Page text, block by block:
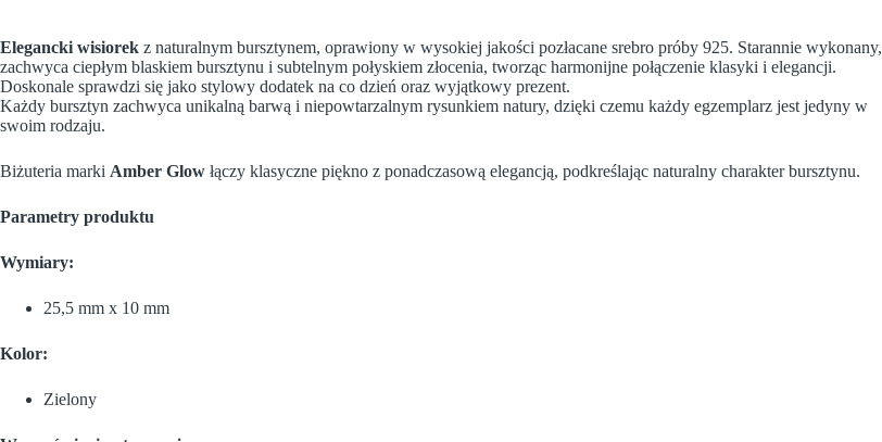
Elegancki wisiorek z naturalnym bursztynem, oprawiony w wysokiej jakości pozłacane srebro próby 925. Starannie wykonany,
zachwyca ciepłym blaskiem bursztynu i subtelnym połyskiem złocenia, tworząc harmonijne połączenie klasyki i elegancji.
Doskonale sprawdzi się jako stylowy dodatek na co dzień oraz wyjątkowy prezent.
Każdy bursztyn zachwyca unikalną barwą i niepowtarzalnym rysunkiem natury, dzięki czemu każdy egzemplarz jest jedyny w
swoim rodzaju.
Biżuteria marki Amber Glow łączy klasyczne piękno z ponadczasową elegancją, podkreślając naturalny charakter bursztynu.
Parametry produktu
Wymiary:
25,5 mm x 10 mm
Kolor:
Zielony